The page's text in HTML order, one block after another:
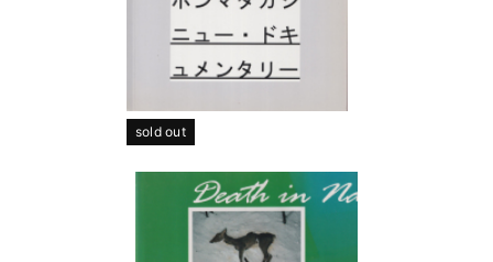
sold out